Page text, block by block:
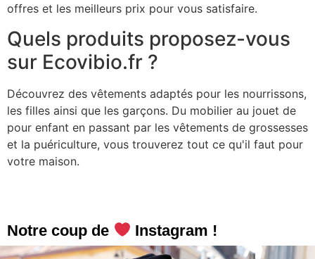
offres et les meilleurs prix pour vous satisfaire.
Quels produits proposez-vous
sur Ecovibio.fr ?
Découvrez des vêtements adaptés pour les nourrissons,
les filles ainsi que les garçons. Du mobilier au jouet de
pour enfant en passant par les vêtements de grossesses
et la puériculture, vous trouverez tout ce qu'il faut pour
votre maison.
Notre coup de Instagram !